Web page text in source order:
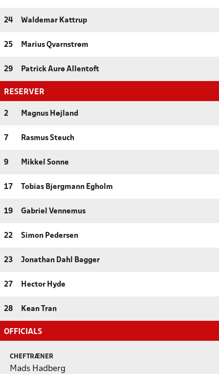
24 Waldemar Kattrup
25 Marius Qvarnstrøm
29 Patrick Aurø Allentoft
RESERVER
2 Magnus Højland
7 Rasmus Steuch
9 Mikkel Sonne
17 Tobias Bjergmann Egholm
19 Gabriel Vennemus
22 Simon Pedersen
23 Jonathan Dahl Bagger
27 Hector Hyde
28 Kean Tran
OFFICIALS
CHEFTRÆNER
Mads Hadberg